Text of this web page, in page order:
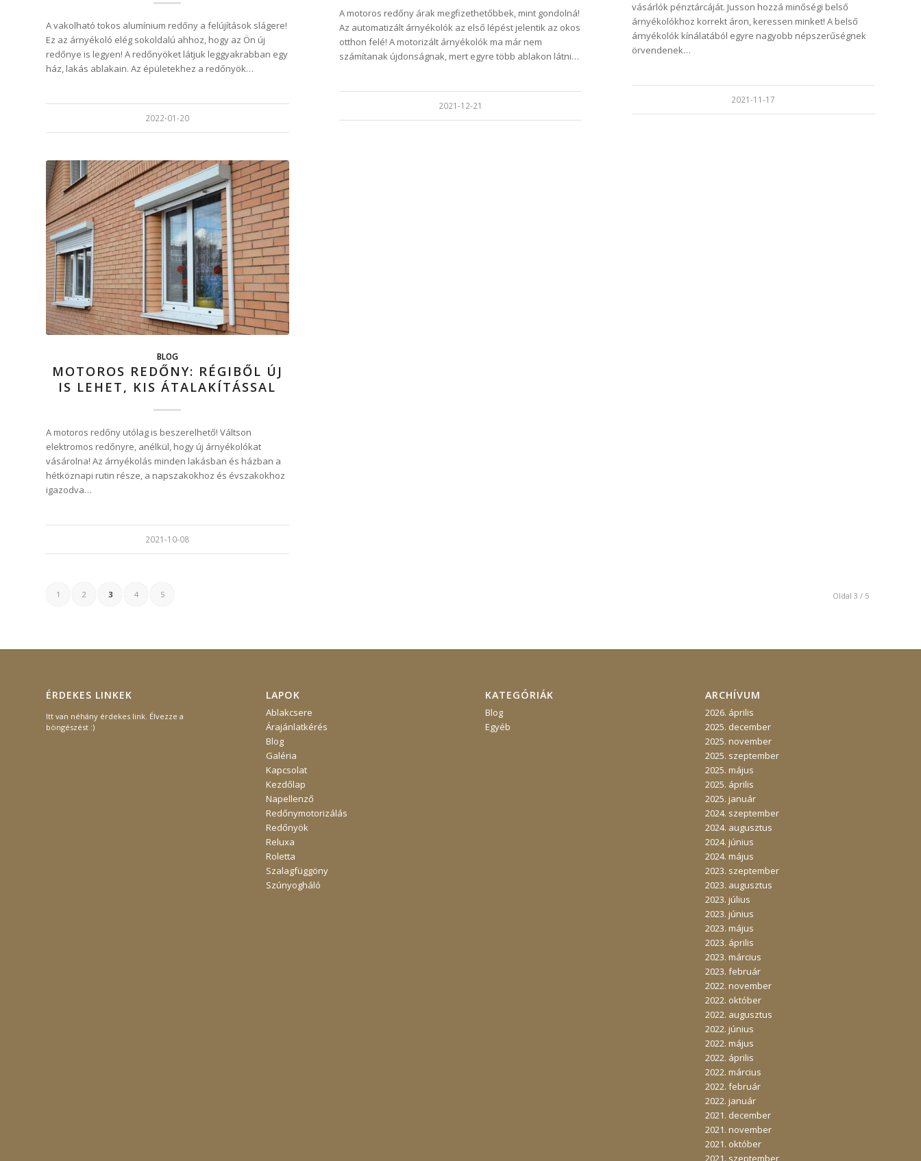
A vakolható tokos alumínium redőny a felújítások slágere!
Ez az árnyékoló elég sokoldalú ahhoz, hogy az Ön új
redőnye is legyen! A redőnyöket látjuk leggyakrabban egy
ház, lakás ablakain. Az épületekhez a redőnyök…
2022-01-20
A motoros redőny árak megfizethetőbbek, mint gondolná!
Az automatizált árnyékolók az első lépést jelentik az okos
otthon felé! A motorizált árnyékolók ma már nem
számítanak újdonságnak, mert egyre több ablakon látni…
2021-12-21
vásárlók pénztárcáját. Jusson hozzá minőségi belső
árnyékolókhoz korrekt áron, keressen minket! A belső
árnyékolók kínálatából egyre nagyobb népszerűségnek
örvendenek…
2021-11-17
BLOG
MOTOROS REDŐNY: RÉGIBŐL ÚJ
IS LEHET, KIS ÁTALAKÍTÁSSAL
A motoros redőny utólag is beszerelhető! Váltson
elektromos redőnyre, anélkül, hogy új árnyékolókat
vásárolna! Az árnyékolás minden lakásban és házban a
hétköznapi rutin része, a napszakokhoz és évszakokhoz
igazodva…
2021-10-08
Oldal 3 / 5
1 2 3 4 5
ÉRDEKES LINKEK
Itt van néhány érdekes link. Élvezze a
böngészést :)
LAPOK
Ablakcsere
Árajánlatkérés
Blog
Galéria
Kapcsolat
Kezdőlap
Napellenző
Redőnymotorizálás
Redőnyök
Reluxa
Roletta
Szalagfüggöny
Szúnyogháló
KATEGÓRIÁK
Blog
Egyéb
ARCHÍVUM
2026. április
2025. december
2025. november
2025. szeptember
2025. május
2025. április
2025. január
2024. szeptember
2024. augusztus
2024. június
2024. május
2023. szeptember
2023. augusztus
2023. július
2023. június
2023. május
2023. április
2023. március
2023. február
2022. november
2022. október
2022. augusztus
2022. június
2022. május
2022. április
2022. március
2022. február
2022. január
2021. december
2021. november
2021. október
2021. szeptember